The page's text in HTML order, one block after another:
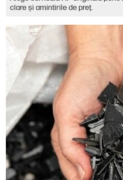
clare şi amintirile de preţ.